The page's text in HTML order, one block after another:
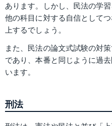
あります。しかし、民法の学
他の科目に対する自信として
上するでしょう。
また、民法の論文式試験の対
であり、本番と同じように過
います​​。
刑法